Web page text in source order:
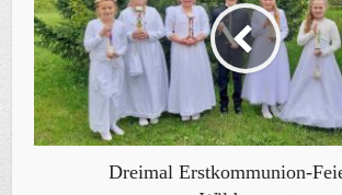
Dreimal Erstkommunion-